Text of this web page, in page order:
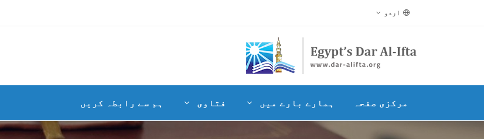
اردو
مرکزی صفحہ ہمارے بارے میں فتاوی ہم سے رابطہ کریں